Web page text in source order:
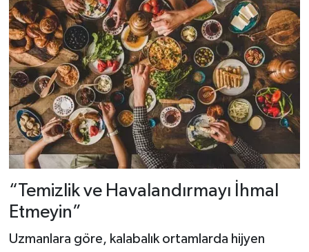
“Temizlik ve Havalandırmayı İhmal
Etmeyin”
Uzmanlara göre, kalabalık ortamlarda hijyen